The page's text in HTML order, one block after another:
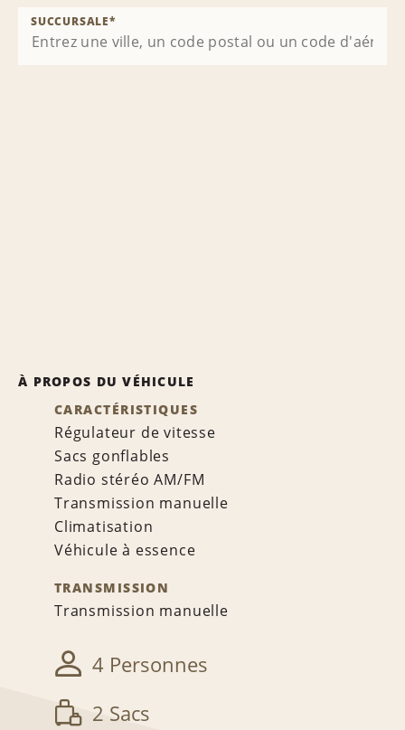
SUCCURSALE*
À PROPOS DU VÉHICULE
CARACTÉRISTIQUES
Régulateur de vitesse
Sacs gonflables
Radio stéréo AM/FM
Transmission manuelle
Climatisation
Véhicule à essence
TRANSMISSION
Transmission manuelle
4 Personnes
2 Sacs